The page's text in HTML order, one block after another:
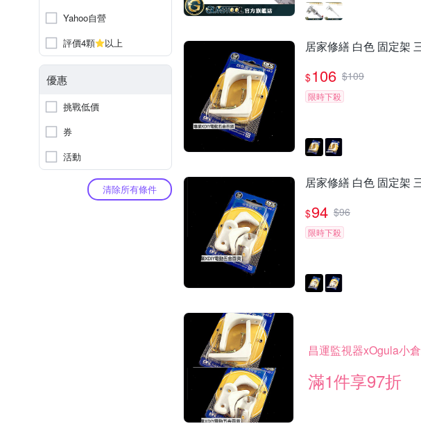
Yahoo自營
評價4顆
以上
優惠
挑戰低價
券
活動
清除所有條件
居家修繕 白色 固定架
$106 $109
限時下殺
居家修繕 白色 固定架
$94 $96
限時下殺
昌運監視器xOgula小
滿1件享97折